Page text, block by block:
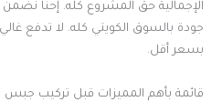
الإجمالية حق المشروع كله. إحنا
جودة بالسوق الكويتي كله. لا تدفع
بسعر أقل.
قائمة بأهم المميزات قبل تركيب جبس